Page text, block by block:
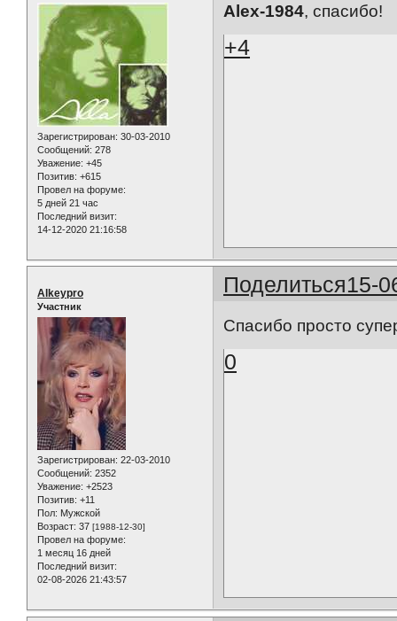
Зарегистрирован: 30-03-2010
Сообщений: 278
Уважение: +45
Позитив: +615
Провел на форуме:
5 дней 21 час
Последний визит:
14-12-2020 21:16:58
Alex-1984, спасибо!
+4
Поделиться15-
Alkeypro
Участник
Зарегистрирован: 22-03-2010
Сообщений: 2352
Уважение: +2523
Позитив: +11
Пол: Мужской
Возраст: 37 [1988-12-30]
Провел на форуме:
1 месяц 16 дней
Последний визит:
02-08-2026 21:43:57
Спасибо просто
0